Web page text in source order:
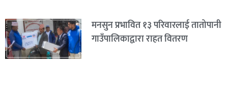
मनसुन प्रभावित १३ परिवारलाई तातोपानी
गाउँपालिकाद्वारा राहत वितरण